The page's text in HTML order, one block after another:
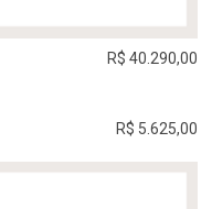
R$ 40.290,00
R$ 5.625,00